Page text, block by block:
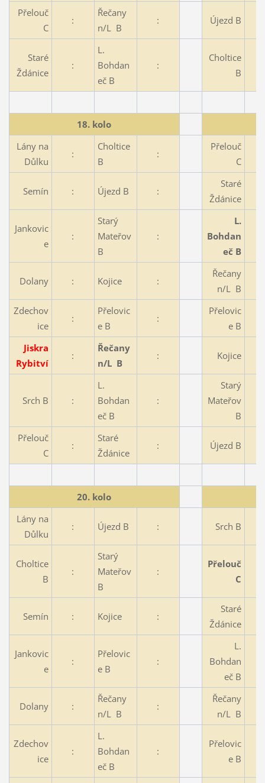
Přelouč
C
:
Řečany
n/L B
: Újezd B
Staré
Ždánice
:
L.
Bohdan
eč B
:
Choltice
B
18. kolo
Lány na
Důlku
:
Choltice
B
:
Přelouč
C
Semín : Újezd B :
Staré
Ždánice
Jankovic
e
:
Starý
Mateřov
B
:
L.
Bohdan
eč B
Dolany : Kojice :
Řečany
n/L B
Zdechov
ice
:
Přelovic
e B
:
Přelovic
e B
Jiskra
Rybitví
:
Řečany
n/L B
: Kojice
Srch B :
L.
Bohdan
eč B
:
Starý
Mateřov
B
Přelouč
C
:
Staré
Ždánice
: Újezd B
20. kolo
Lány na
Důlku
: Újezd B : Srch B
Choltice
B
:
Starý
Mateřov
B
:
Přelouč
C
Semín : Kojice :
Staré
Ždánice
Jankovic
e
:
Přelovic
e B
:
L.
Bohdan
eč B
Dolany :
Řečany
n/L B
:
Řečany
n/L B
Zdechov
ice
:
L.
Bohdan
eč B
:
Přelovic
e B